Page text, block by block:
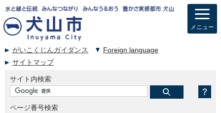
がいこくじんガイダンス
Foreign language
サイトマップ
サイト内検索
ページ番号検索
メニュー